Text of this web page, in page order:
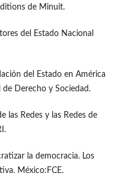
de Minuit.
del Estado Nacional
del Estado en América
Derecho y Sociedad.
las Redes y las Redes de
la democracia. Los
México:FCE.